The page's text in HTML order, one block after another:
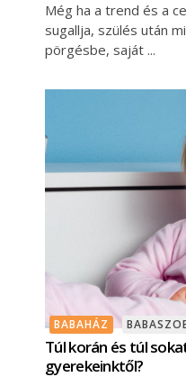
Még ha a trend és a
sugallja, szülés után
pörgésbe, saját
BABAHÁZ
Túl korán és túl
gyerekeinktől?